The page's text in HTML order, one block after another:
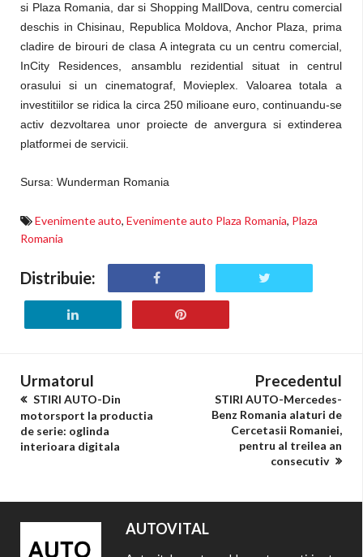
si Plaza Romania, dar si Shopping MallDova, centru comercial
deschis in Chisinau, Republica Moldova, Anchor Plaza, prima
cladire de birouri de clasa A integrata cu un centru comercial,
InCity Residences, ansamblu rezidential situat in centrul
orasului si un cinematograf, Movieplex. Valoarea totala a
investitiilor se ridica la circa 250 milioane euro, continuandu-se
activ dezvoltarea unor proiecte de anvergura si extinderea
platformei de servicii.
Sursa: Wunderman Romania
Evenimente auto, Evenimente auto Plaza Romania, Plaza
Romania
Distribuie:
Urmatorul
STIRI AUTO-Din
motorsport la productia
de serie: oglinda
interioara digitala
Precedentul
STIRI AUTO-Mercedes-
Benz Romania alaturi de
Cercetasii Romaniei,
pentru al treilea an
consecutiv
AUTOVITAL